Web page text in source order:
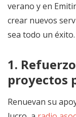
verano y en
crear nuevos
sea todo un
1.
proyectos
Renuevan su